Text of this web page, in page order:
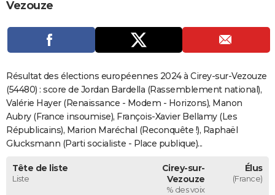
COPAINS D'AVANT
AVIS DE DÉCÈS
FORUM
Bricolage
Lifestyle
Culture
Sport
Auto
Television
Voyage
Cinema
Vezouze
Résultat des élections européennes 2024 à Cirey-sur-Vezouze
(54480) : score de Jordan Bardella (Rassemblement national),
Valérie Hayer (Renaissance - Modem - Horizons), Manon
Aubry (France insoumise), François-Xavier Bellamy (Les
Républicains), Marion Maréchal (Reconquête !), Raphaël
Glucksmann (Parti socialiste - Place publique)...
Tête de liste
Liste
Cirey-sur-
Vezouze
% des voix
Élus
(France)